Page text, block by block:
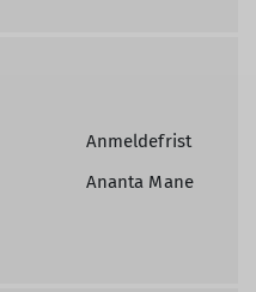
Anmeldefrist
Ananta Mane